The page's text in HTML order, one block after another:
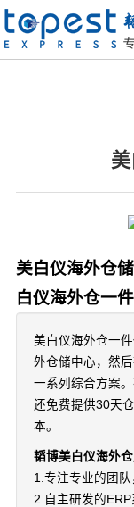
美白仪海外仓
白仪海外仓一
美白仪海外仓一
外仓储中心，然
一系列综合方案
还免费提供30天
本。
韬博美白仪海外
1.专注专业的团
2.自主研发的